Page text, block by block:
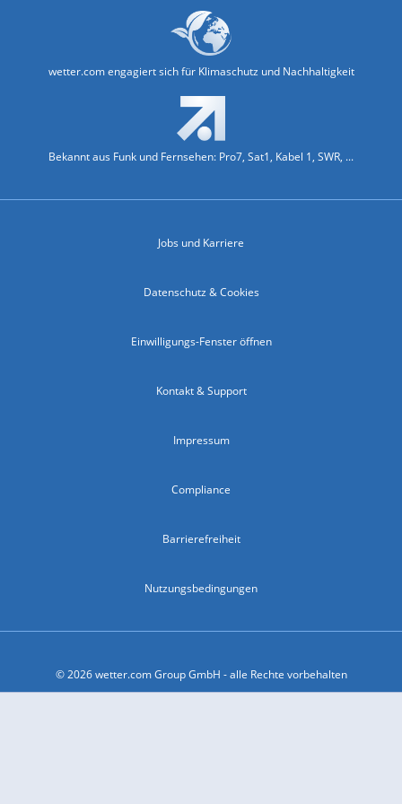
wetter.com engagiert sich für Klimaschutz und Nachhaltigkeit
Bekannt aus Funk und Fernsehen: Pro7, Sat1, Kabel 1, SWR, ...
Jobs und Karriere
Datenschutz & Cookies
Einwilligungs-Fenster öffnen
Kontakt & Support
Impressum
Compliance
Barrierefreiheit
Nutzungsbedingungen
© 2026 wetter.com Group GmbH - alle Rechte vorbehalten